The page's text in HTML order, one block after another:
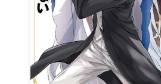
ロサージュノベルス
コミックガルド